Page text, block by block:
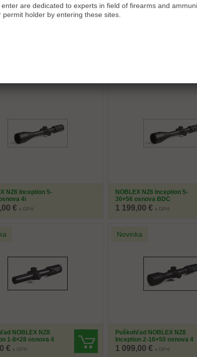
NZ6 Inception 5-
4i
€ s DPH
NOBLEX NZ6 Inception 5-
30×56 osnova BDC
1 199,00 € s DPH
NOBLEX NZ8
1-8×28 osnova 4
€ s DPH
Novinka
Puškohľad NOBLEX NZ8
Inception 2-16×50 osnova 4
1 099,00 € s DPH
are dedicated to experts in field of firearms and
holder by entering these sites.